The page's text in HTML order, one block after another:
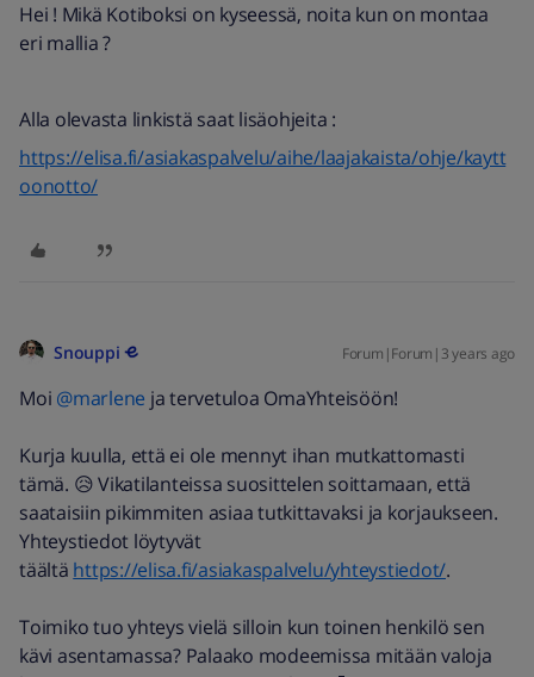
Hei ! Mikä Kotiboksi on kyseessä, noita kun on montaa
eri mallia ?
Alla olevasta linkistä saat lisäohjeita :
https://elisa.fi/asiakaspalvelu/aihe/laajakaista/ohje/kaytt
oonotto/
Snouppi Forum|Forum|3 years ago
Moi @marlene ja tervetuloa OmaYhteisöön!
Kurja kuulla, että ei ole mennyt ihan mutkattomasti
tämä. 😥 Vikatilanteissa suosittelen soittamaan, että
saataisiin pikimmiten asiaa tutkittavaksi ja korjaukseen.
Yhteystiedot löytyvät
täältä https://elisa.fi/asiakaspalvelu/yhteystiedot/.
Toimiko tuo yhteys vielä silloin kun toinen henkilö sen
kävi asentamassa? Palaako modeemissa mitään valoja